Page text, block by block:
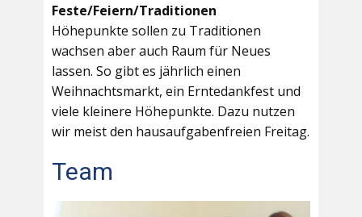
Feste/Feiern/Traditionen
Höhepunkte sollen zu Traditionen
wachsen aber auch Raum für Neues
lassen. So gibt es jährlich einen
Weihnachtsmarkt, ein Erntedankfest und
viele kleinere Höhepunkte. Dazu nutzen
wir meist den hausaufgabenfreien Freitag.
Team